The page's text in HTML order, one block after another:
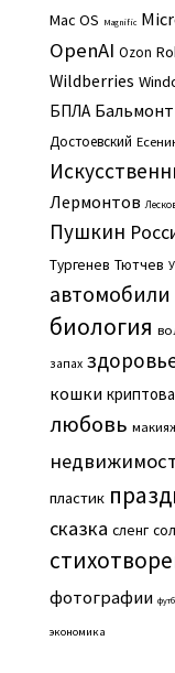
Mac OS Magnific
OpenAI Ozon
Wildberries
БПЛА Бальмонт
Достоевский
Лермонтов
Пушкин
Тургенев Тютчев
автомобили
биология
запах
кошки
любовь
пластик
сказка сленг
фотографии
экономика